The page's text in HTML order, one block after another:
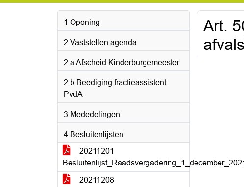
1 Opening
2 Vaststellen agenda
2.a Afscheid Kinderburgemeester
2.b Beëdiging fractieassistent
PvdA
3 Mededelingen
4 Besluitenlijsten
20211201
20211208
Art.